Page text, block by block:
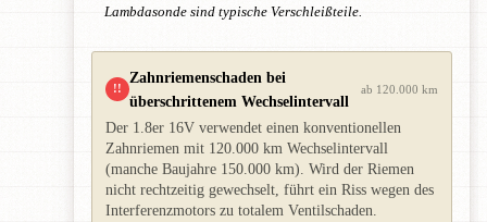
Lambdasonde sind typische Verschleißteile.
!!
Zahnriemenschaden bei
überschrittenem Wechselintervall
ab 120.000 km
Der 1.8er 16V verwendet einen konventionellen
Zahnriemen mit 120.000 km Wechselintervall
(manche Baujahre 150.000 km). Wird der Riemen
nicht rechtzeitig gewechselt, führt ein Riss wegen des
Interferenzmotors zu totalem Ventilschaden.